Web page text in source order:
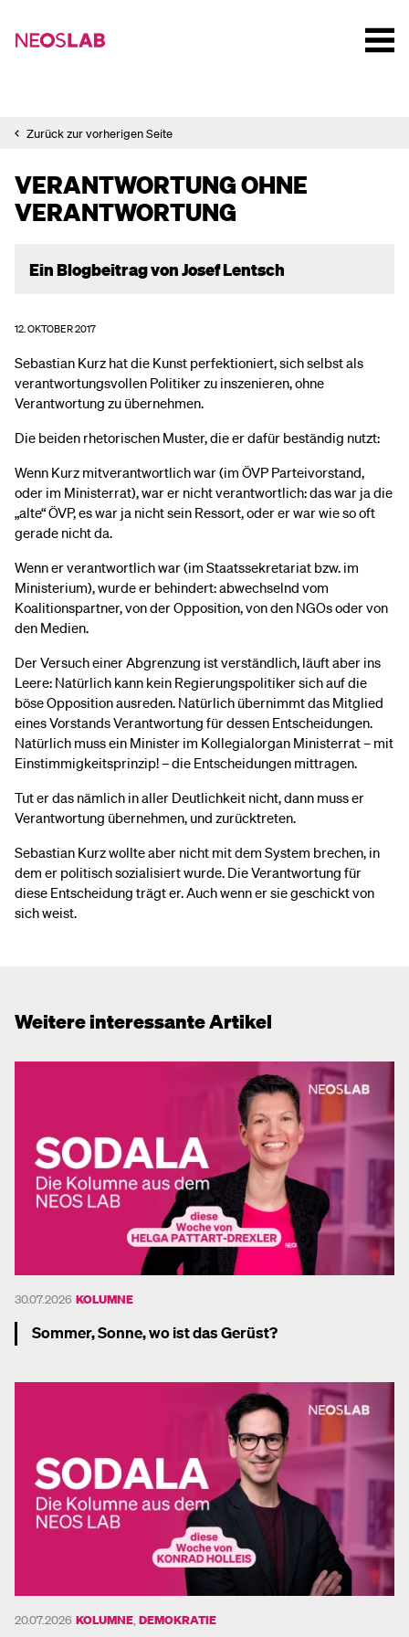
Zurück zur vorherigen Seite
VERANTWORTUNG OHNE
VERANTWORTUNG
Ein Blogbeitrag von Josef Lentsch
12. OKTOBER 2017
Sebastian Kurz hat die Kunst perfektioniert, sich selbst als
verantwortungsvollen Politiker zu inszenieren, ohne
Verantwortung zu übernehmen.
Die beiden rhetorischen Muster, die er dafür beständig nutzt:
Wenn Kurz mitverantwortlich war (im ÖVP Parteivorstand,
oder im Ministerrat), war er nicht verantwortlich: das war ja die
„alte“ ÖVP, es war ja nicht sein Ressort, oder er war wie so oft
gerade nicht da.
Wenn er verantwortlich war (im Staatssekretariat bzw. im
Ministerium), wurde er behindert: abwechselnd vom
Koalitionspartner, von der Opposition, von den NGOs oder von
den Medien.
Der Versuch einer Abgrenzung ist verständlich, läuft aber ins
Leere: Natürlich kann kein Regierungspolitiker sich auf die
böse Opposition ausreden. Natürlich übernimmt das Mitglied
eines Vorstands Verantwortung für dessen Entscheidungen.
Natürlich muss ein Minister im Kollegialorgan Ministerrat – mit
Einstimmigkeitsprinzip! – die Entscheidungen mittragen.
Tut er das nämlich in aller Deutlichkeit nicht, dann muss er
Verantwortung übernehmen, und zurücktreten.
Sebastian Kurz wollte aber nicht mit dem System brechen, in
dem er politisch sozialisiert wurde. Die Verantwortung für
diese Entscheidung trägt er. Auch wenn er sie geschickt von
sich weist.
Weitere interessante Artikel
30.07.2026 KOLUMNE
Sommer, Sonne, wo ist das Gerüst?
20.07.2026 KOLUMNE DEMOKRATIE